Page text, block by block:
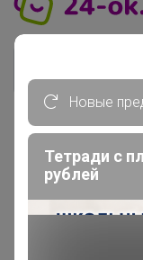
Новые
Тетради с
рублей